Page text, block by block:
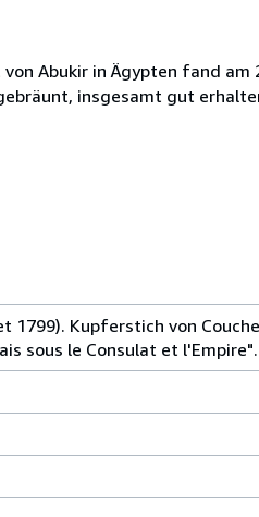
Abukir in Ägypten fand am
insgesamt gut
Kupferstich von
sous le Consulat et l'Empire".